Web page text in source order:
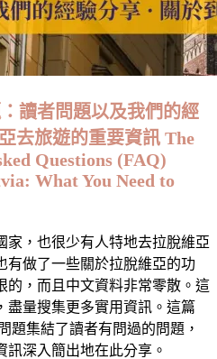
讀者問題以及我們的經
去旅遊的重要資訊 The
Questions (FAQ)
What You Need to
家，也很少有人特地去拉脫維亞
有做了一些關於拉脫維亞的功
的，而且中文資料非常零散。這
盡量搜集更多實用資訊。這篇
題集結了讀者有問過的問題，
深入簡出地在此分享。